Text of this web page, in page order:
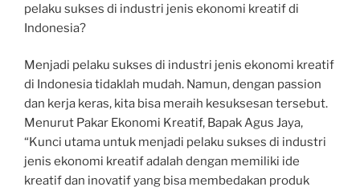
pelaku sukses di industri jenis ekonomi kreatif di
Indonesia?
Menjadi pelaku sukses di industri jenis ekonomi kreatif
di Indonesia tidaklah mudah. Namun, dengan passion
dan kerja keras, kita bisa meraih kesuksesan tersebut.
Menurut Pakar Ekonomi Kreatif, Bapak Agus Jaya,
“Kunci utama untuk menjadi pelaku sukses di industri
jenis ekonomi kreatif adalah dengan memiliki ide
kreatif dan inovatif yang bisa membedakan produk